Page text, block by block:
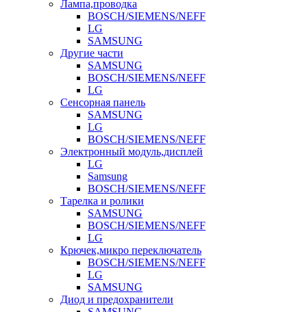
Лампа,проводка
BOSCH/SIEMENS/NEFF
LG
SAMSUNG
Другие части
SAMSUNG
BOSCH/SIEMENS/NEFF
LG
Сенсорная панель
SAMSUNG
LG
BOSCH/SIEMENS/NEFF
Электронный модуль,дисплей
LG
Samsung
BOSCH/SIEMENS/NEFF
Тарелка и ролики
SAMSUNG
BOSCH/SIEMENS/NEFF
LG
Крючек,микро переключатель
BOSCH/SIEMENS/NEFF
LG
SAMSUNG
Диод и предохранители